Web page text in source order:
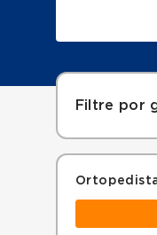
Filtre por